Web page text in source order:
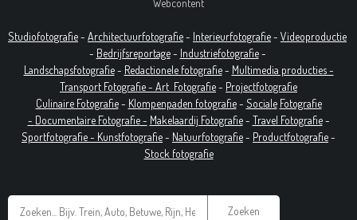
Webcontent
Studiofotografie- Architectuurfotografie- Interieurfotografie- Videoproductie
- Bedrijfsreportage- Industriefotografie-
Landschapsfotografie- Redactionele fotografie- Multimedia producties -
Transport Fotografie - Art Fotografie- Projectfotografie
Culinaire Fotografie- Klompenpaden fotografie- Sociale Fotografie
- Documentaire Fotografie- Makelaardij Fotografie- Travel Fotografie-
Sportfotografie - Kunstfotografie- Natuurfotografie- Productfotografie-
Stock fotografie
Zoeken